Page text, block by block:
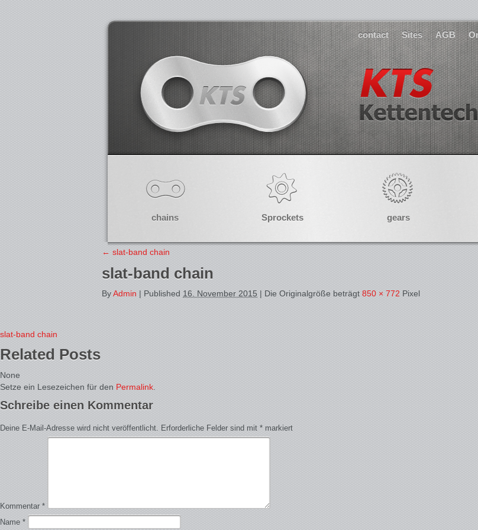
contact Sites AGB
chains Sprockets gears
← slat-band chain
slat-band chain
ByAdmin | Published 16. November 2015 | Die Originalgröße beträgt 850 × 772 Pixel
slat-band chain
Related Posts
None
Setze ein Lesezeichen für den Permalink
Schreibe einen Kommentar
Deine E-Mail-Adresse wird nicht veröffentlicht. Erforderliche Felder sind mit * markiert
Kommentar *
Name *